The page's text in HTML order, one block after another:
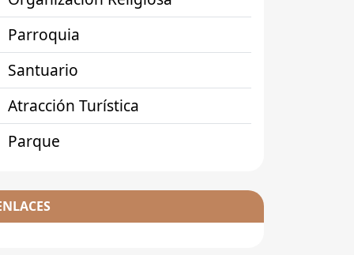
Parroquia
Santuario
Atracción Turística
Parque